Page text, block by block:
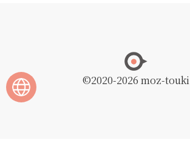
©2020-2026 moz-touki